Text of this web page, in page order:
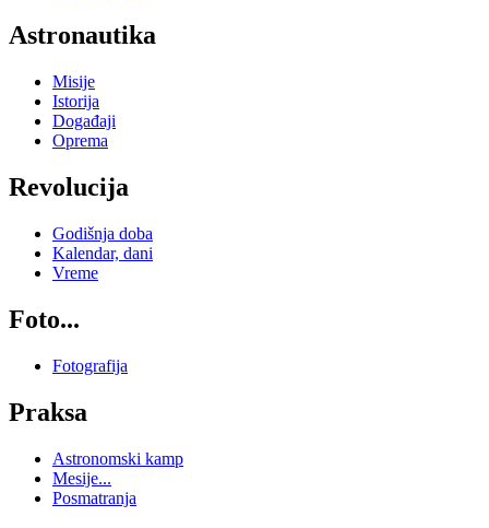
Astronautika
Misije
Istorija
Događaji
Oprema
Revolucija
Godišnja doba
Kalendar, dani
Vreme
Foto...
Fotografija
Praksa
Astronomski kamp
Mesije...
Posmatranja